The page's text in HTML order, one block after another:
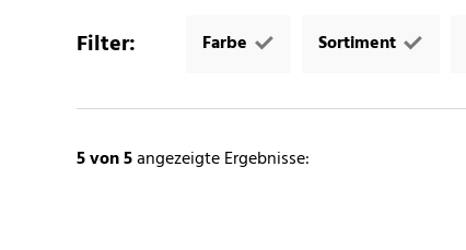
Filter: Farbe Sortiment
5von 5angezeigte Ergebnisse: